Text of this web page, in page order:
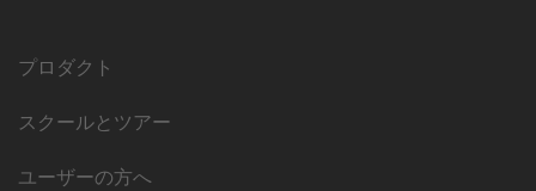
プロダクト
スクールとツアー
ユーザーの方へ